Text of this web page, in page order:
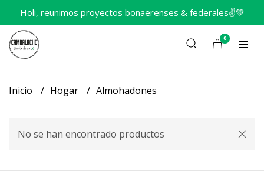
Holi, reunimos proyectos bonaerenses & federales✌️💚
0
Inicio Hogar Almohadones
No se han encontrado productos